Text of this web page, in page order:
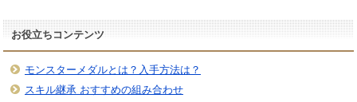
お役立ちコンテンツ
モンスターメダルとは？入手方法は？
スキル継承 おすすめの組み合わせ